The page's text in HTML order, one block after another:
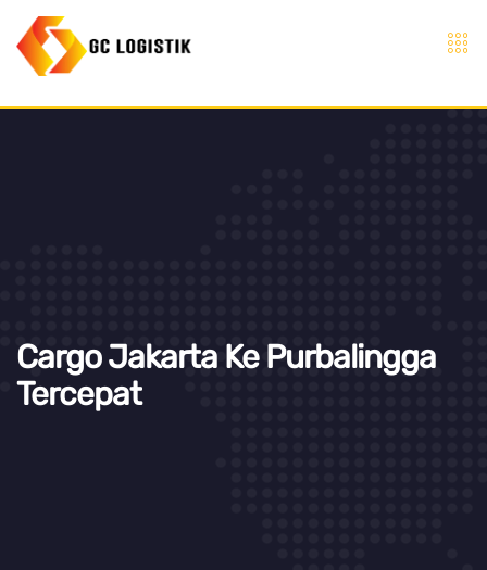
Cargo Jakarta Ke Purbalingga
Tercepat